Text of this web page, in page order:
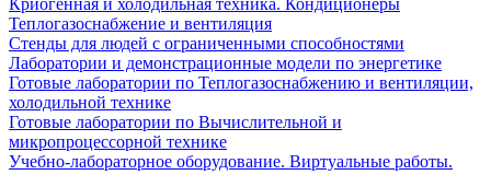
Криогенная и холодильная техника. Кондиционеры
Теплогазоснабжение и вентиляция
Стенды для людей с ограниченными способностями
Лаборатории и демонстрационные модели по энергетике
Готовые лаборатории по Теплогазоснабжению и вентиляции,
холодильной технике
Готовые лаборатории по Вычислительной и
микропроцессорной технике
Учебно-лабораторное оборудование. Виртуальные работы.